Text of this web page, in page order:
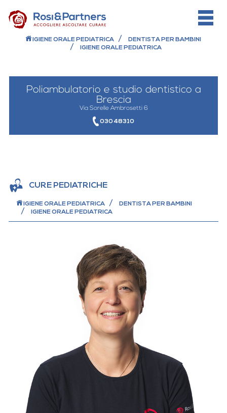
IGIENE ORALE PEDIATRICA
DENTISTA PER BAMBINI
IGIENE ORALE PEDIATRICA
Poliambulatorio e studio dentistico a
Brescia
Via Sorelle Ambrosetti 6
030 48310
CURE PEDIATRICHE
IGIENE ORALE PEDIATRICA
DENTISTA PER BAMBINI
IGIENE ORALE PEDIATRICA